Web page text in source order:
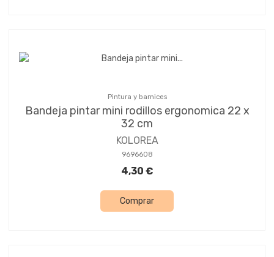
Pintura y barnices
Bandeja pintar mini rodillos ergonomica 22 x
32 cm
KOLOREA
9696608
4,30 €
Comprar